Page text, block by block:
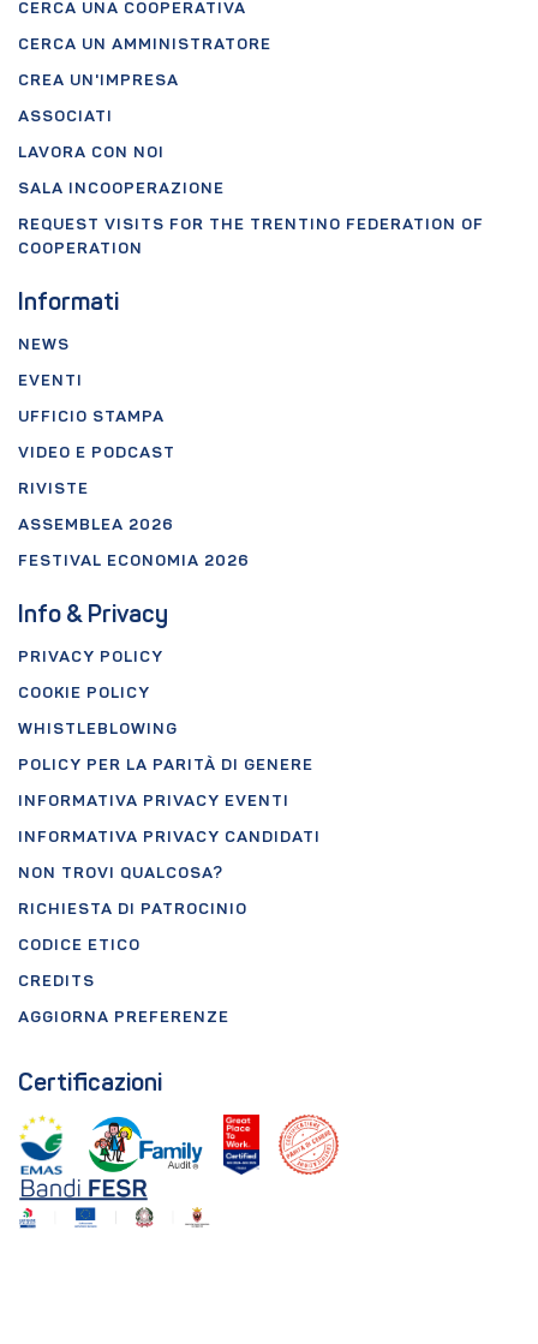
CERCA UNA COOPERATIVA
CERCA UN AMMINISTRATORE
CREA UN'IMPRESA
ASSOCIATI
LAVORA CON NOI
SALA INCOOPERAZIONE
REQUEST VISITS FOR THE TRENTINO FEDERATION OF
COOPERATION
Informati
NEWS
EVENTI
UFFICIO STAMPA
VIDEO E PODCAST
RIVISTE
ASSEMBLEA 2026
FESTIVAL ECONOMIA 2026
Info & Privacy
PRIVACY POLICY
COOKIE POLICY
WHISTLEBLOWING
POLICY PER LA PARITÀ DI GENERE
INFORMATIVA PRIVACY EVENTI
INFORMATIVA PRIVACY CANDIDATI
NON TROVI QUALCOSA?
RICHIESTA DI PATROCINIO
CODICE ETICO
CREDITS
AGGIORNA PREFERENZE
Certificazioni